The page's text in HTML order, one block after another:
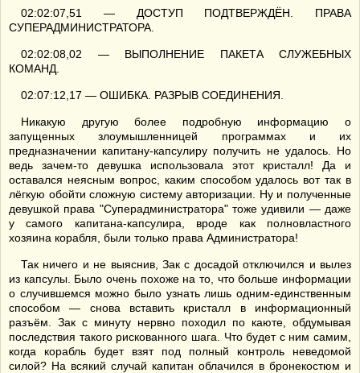
02:02:07,51 — ДОСТУП ПОДТВЕРЖДЁН. ПРАВА
СУПЕРАДМИНИСТРАТОРА.
02:02:08,02 — ВЫПОЛНЕНИЕ ПАКЕТА СЛУЖЕБНЫХ
КОМАНД.
02:07:12,17 — ОШИБКА. РАЗРЫВ СОЕДИНЕНИЯ.
Никакую другую более подробную информацию о
запущенных злоумышленницей программах и их
предназначении капитану-капсулиру получить не удалось. Но
ведь зачем-то девушка использовала этот кристалл! Да и
оставался неясным вопрос, каким способом удалось вот так в
лёгкую обойти сложную систему авторизации. Ну и полученные
девушкой права "Суперадминистратора" тоже удивили — даже
у самого капитана-капсулира, вроде как полновластного
хозяина корабля, были только права Администратора!
Так ничего и не выяснив, Зак с досадой отключился и вылез
из капсулы. Было очень похоже на то, что больше информации
о случившемся можно было узнать лишь одним-единственным
способом — снова вставить кристалл в информационный
разъём. Зак с минуту нервно походил по каюте, обдумывая
последствия такого рискованного шага. Что будет с ним самим,
когда корабль будет взят под полный контроль неведомой
силой? На всякий случай капитан облачился в бронекостюм и